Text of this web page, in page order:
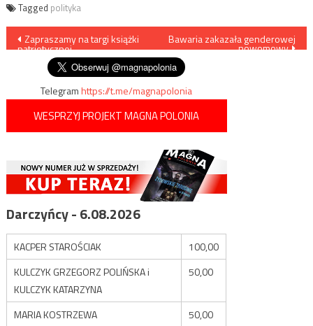
Tagged polityka
Nawigacja
wpisu
Zapraszamy na targi książki
patriotycznej
Bawaria zakazała genderowej
nowomowy
Telegramhttps://t.me/magnapolonia
WESPRZYJ PROJEKT MAGNA POLONIA
Darczyńcy - 6.08.2026
KACPER STAROŚCIAK
100,00
KULCZYK GRZEGORZ POLIŃSKA i
KULCZYK KATARZYNA
50,00
MARIA KOSTRZEWA 50,00